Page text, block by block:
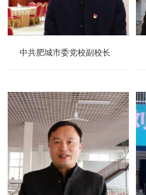
中共肥城市委党校副校长